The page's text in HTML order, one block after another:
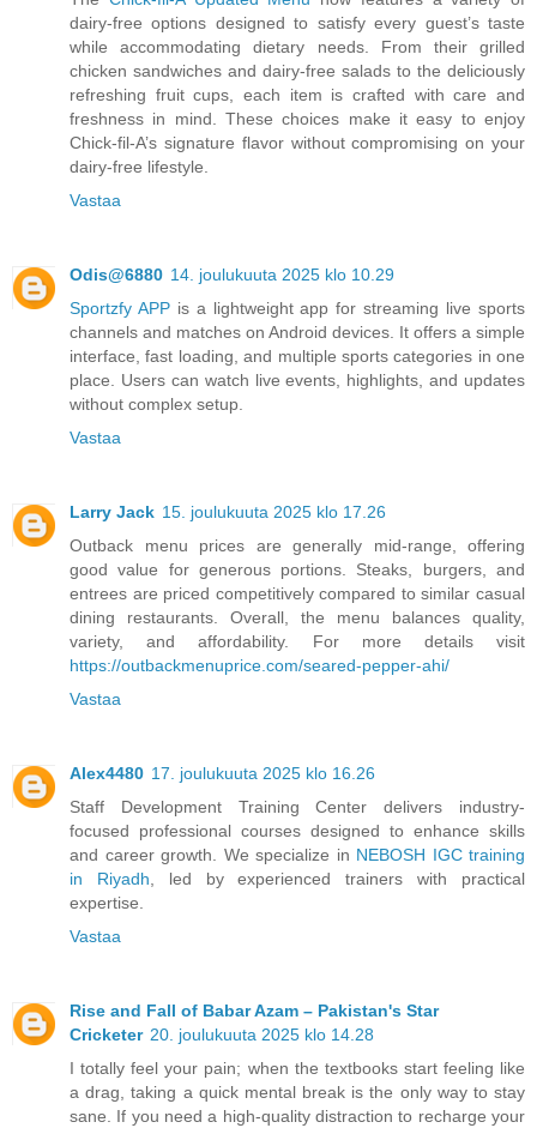
dairy-free options designed to satisfy every guest’s taste
while accommodating dietary needs. From their grilled
chicken sandwiches and dairy-free salads to the deliciously
refreshing fruit cups, each item is crafted with care and
freshness in mind. These choices make it easy to enjoy
Chick-fil-A’s signature flavor without compromising on your
dairy-free lifestyle.
Vastaa
Odis@6880 14. joulukuuta 2025 klo 10.29
Sportzfy APPis a lightweight app for streaming live sports
channels and matches on Android devices. It offers a simple
interface, fast loading, and multiple sports categories in one
place. Users can watch live events, highlights, and updates
without complex setup.
Vastaa
Larry Jack 15. joulukuuta 2025 klo 17.26
Outback menu prices are generally mid-range, offering
good value for generous portions. Steaks, burgers, and
entrees are priced competitively compared to similar casual
dining restaurants. Overall, the menu balances quality,
variety, and affordability. For more details visit
https://outbackmenuprice.com/seared-pepper-ahi/
Vastaa
Alex4480 17. joulukuuta 2025 klo 16.26
Staff Development Training Center delivers industry-
focused professional courses designed to enhance skills
and career growth. We specialize in NEBOSH IGC training
in Riyadh , led by experienced trainers with practical
expertise.
Vastaa
Rise and Fall of Babar Azam – Pakistan's Star
Cricketer 20. joulukuuta 2025 klo 14.28
I totally feel your pain; when the textbooks start feeling like
a drag, taking a quick mental break is the only way to stay
sane. If you need a high-quality distraction to recharge your